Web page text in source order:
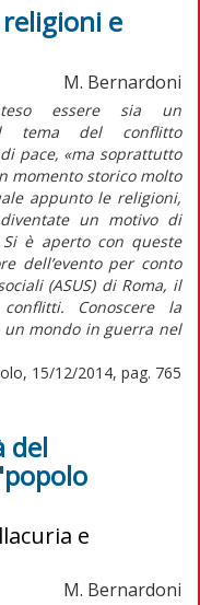
e
M. Bernardoni
essere sia un
tema del conflitto
pace, «ma soprattutto
momento storico molto
appunto le religioni,
un motivo di
è aperto con queste
dell’evento per conto
(ASUS) di Roma, il
Conoscere la
un mondo in guerra nel
15/12/2014, pag. 765
del
e
M. Bernardoni